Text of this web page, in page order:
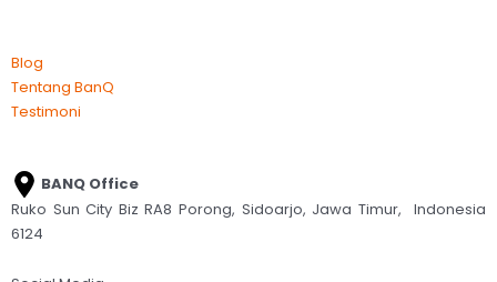
Blog
Tentang BanQ
Testimoni
BANQ Office
Ruko Sun City Biz RA8 Porong, Sidoarjo, Jawa Timur, Indonesia
6124